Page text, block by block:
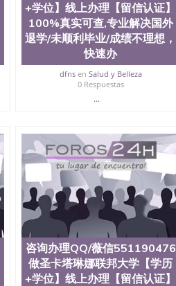
+学位】线上办理【留信认证】
100%真实可查,专业解决国外
退学/未顺利毕业/成绩不理想，
快速办
dfnsen Salud y Belleza
0 Respuestas
...
咨询办理QQ/薇信551190476
做圣卡塔琳娜联邦大学【学历
+学位】线上办理【留信认证】